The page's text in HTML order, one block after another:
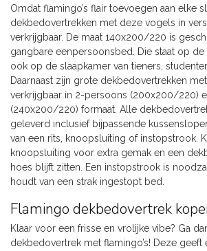
Omdat flamingo’s flair toevoegen aan elke
dekbedovertrekken met deze vogels in
verkrijgbaar. De maat 140x200/220 is
gangbare eenpersoonsbed. Die staat op de
ook op de slaapkamer van tieners,
Daarnaast zijn grote dekbedovertrekken
verkrijgbaar in 2-persoons (200x200/220)
(240x200/220) formaat. Alle
geleverd inclusief bijpassende
van een rits, knoopsluiting of instopstrook.
knoopsluiting voor extra gemak en een
hoes blijft zitten. Een instopstrook is
houdt van een strak ingestopt bed.
Flamingo dekbedovertrek
Klaar voor een frisse en vrolijke vibe? Ga
dekbedovertrek met flamingo’s! Deze geeft